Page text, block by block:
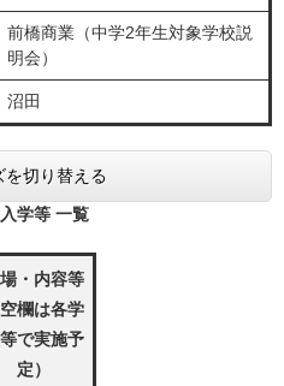
前橋商業（中学2年生対象学校説
明会）
沼田
を切り替える
学等 一覧
・内容等
空欄は各学
で実施予
定）